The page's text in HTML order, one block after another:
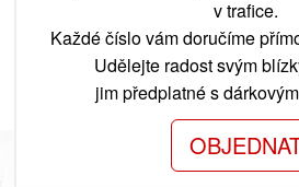
v trafice.
Každé číslo vám doručíme
Udělejte radost svým
jim předplatné s